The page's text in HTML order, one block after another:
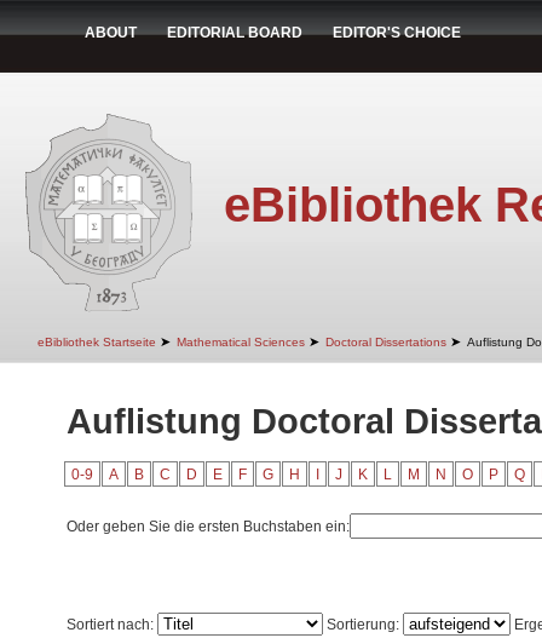
ABOUT EDITORIAL BOARD EDITOR'S CHOICE
eBibliothek
eBibliothek Startseite ➤ Mathematical Sciences ➤ Doctoral Dissertations ➤ Auflistung
Auflistung Doctoral
0-9 A B C D E F G H J K L M N O P Q
Oder geben Sie die ersten Buchstaben ein:
Sortiert nach: Sortierung: